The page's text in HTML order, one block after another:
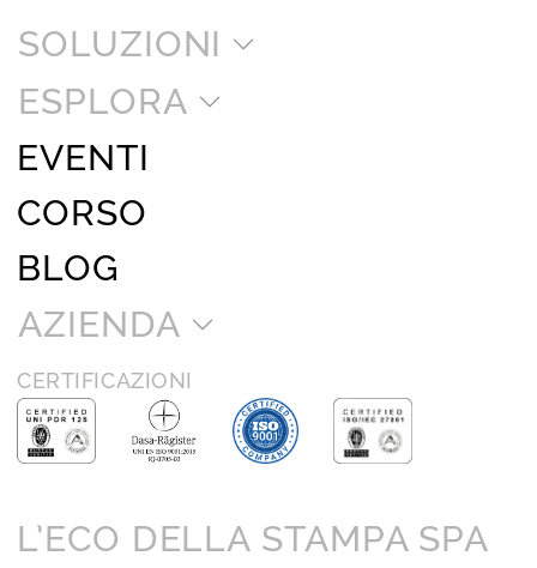
SOLUZIONI
ESPLORA
EVENTI
CORSO
BLOG
AZIENDA
CERTIFICAZIONI
L’ECO DELLA STAMPA SPA